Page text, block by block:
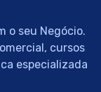
o seu Negócio.
cursos
especializada